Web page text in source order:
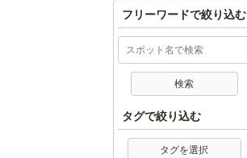
フリーワードで絞り込む
タグで絞り込む
タグを選択